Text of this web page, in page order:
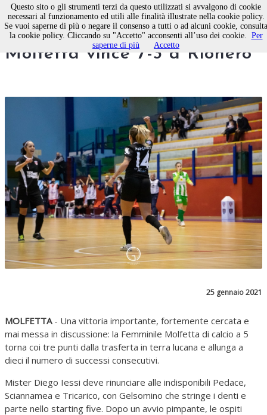
Calcio a 5. La Femminile
Molfetta vince 7-3 a Rionero
25 gennaio 2021
MOLFETTA- Una vittoria importante, fortemente cercata e
mai messa in discussione: la Femminile Molfetta di calcio a 5
torna coi tre punti dalla trasferta in terra lucana e allunga a
dieci il numero di successi consecutivi.
Mister Diego Iessi deve rinunciare alle indisponibili Pedace,
Sciannamea e Tricarico, con Gelsomino che stringe i denti e
parte nello starting five. Dopo un avvio pimpante, le ospiti
Questo sito o gli strumenti terzi da questo utilizzati si avvalgono di cookie
necessari al funzionamento ed utili alle finalità illustrate nella cookie policy.
Se vuoi saperne di più o negare il consenso a tutti o ad alcuni cookie, consulta
la cookie policy. Cliccando su "Accetto" acconsenti all’uso dei cookie. Per
saperne di più
Accetto